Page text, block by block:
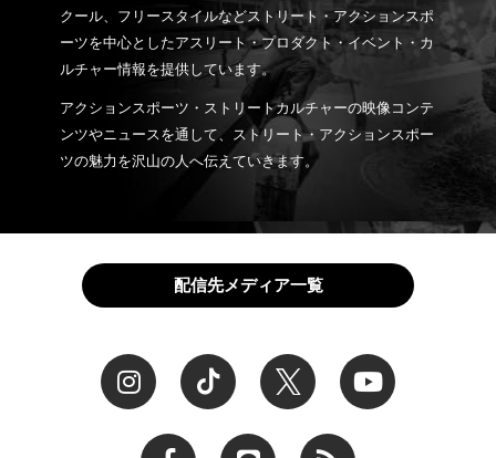
クール、フリースタイルなどストリート・アクションスポ
ーツを中心としたアスリート・プロダクト・イベント・カ
ルチャー情報を提供しています。
アクションスポーツ・ストリートカルチャーの映像コンテ
ンツやニュースを通して、ストリート・アクションスポー
ツの魅力を沢山の人へ伝えていきます。
配信先メディア一覧